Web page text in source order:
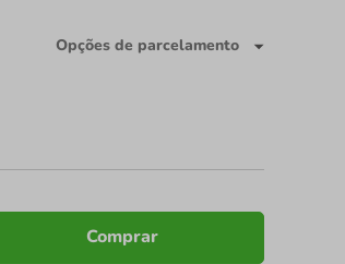
Opções de parcelamento
Comprar